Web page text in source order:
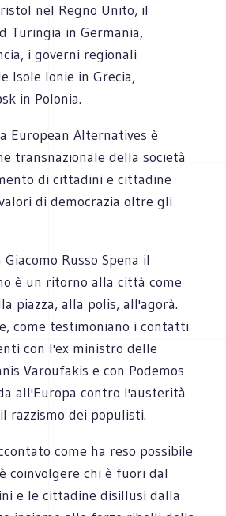
nel Regno Unito, il
Turingia in Germania,
i governi regionali
Isole Ionie in Grecia,
in Polonia.
European Alternatives è
transnazionale della società
di cittadini e cittadine
di democrazia oltre gli
Russo Spena il
è un ritorno alla città come
piazza, alla polis, all'agorà.
come testimoniano i contatti
con l'ex ministro delle
Varoufakis e con Podemos
all'Europa contro l'austerità
razzismo dei populisti.
come ha reso possibile
coinvolgere chi è fuori dal
e le cittadine disillusi dalla